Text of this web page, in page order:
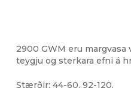
2900 GWM eru
teygju og sterkara efni á
Stærðir: 44-60, 92-120,